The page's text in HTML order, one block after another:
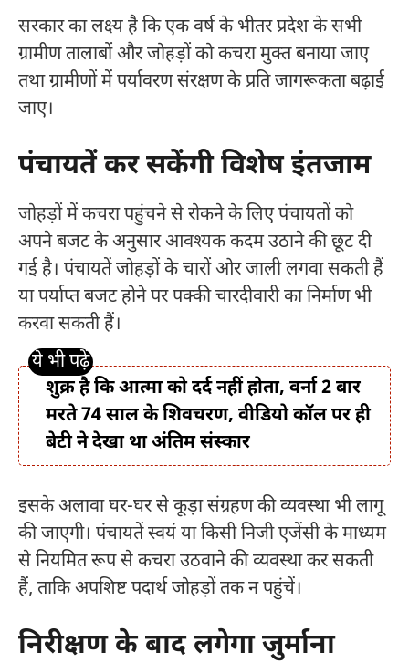
सरकार का लक्ष्य है कि एक वर्ष के भीतर प्रदेश के सभी
ग्रामीण तालाबों और जोहड़ों को कचरा मुक्त बनाया जाए
तथा ग्रामीणों में पर्यावरण संरक्षण के प्रति जागरूकता बढ़ाई
जाए।
पंचायतें कर सकेंगी विशेष इंतजाम
जोहड़ों में कचरा पहुंचने से रोकने के लिए पंचायतों को
अपने बजट के अनुसार आवश्यक कदम उठाने की छूट दी
गई है। पंचायतें जोहड़ों के चारों ओर जाली लगवा सकती हैं
या पर्याप्त बजट होने पर पक्की चारदीवारी का निर्माण भी
करवा सकती हैं।
शुक्र है कि आत्मा को दर्द नहीं होता, वर्ना 2 बार
मरते 74 साल के शिवचरण, वीडियो कॉल पर ही
बेटी ने देखा था अंतिम संस्कार
इसके अलावा घर-घर से कूड़ा संग्रहण की व्यवस्था भी लागू
की जाएगी। पंचायतें स्वयं या किसी निजी एजेंसी के माध्यम
से नियमित रूप से कचरा उठवाने की व्यवस्था कर सकती
हैं, ताकि अपशिष्ट पदार्थ जोहड़ों तक न पहुंचें।
निरीक्षण के बाद लगेगा जुर्माना